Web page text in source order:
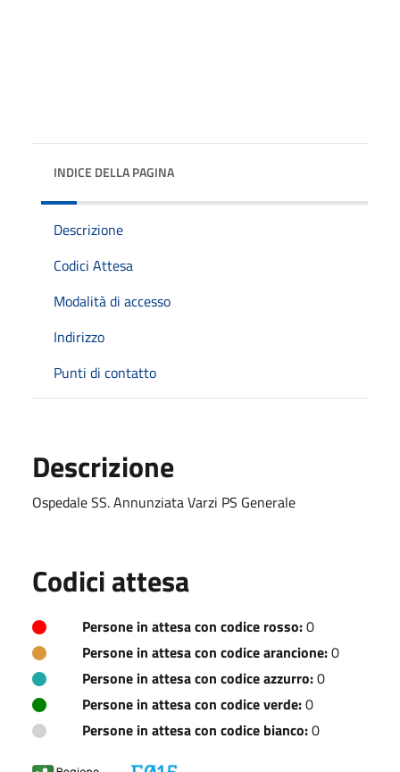
INDICE DELLA PAGINA
Descrizione
Codici Attesa
Modalità di accesso
Indirizzo
Punti di contatto
Descrizione
Ospedale SS. Annunziata Varzi PS Generale
Codici attesa
Persone in attesa con codice rosso:0
Persone in attesa con codice arancione:0
Persone in attesa con codice azzurro:0
Persone in attesa con codice verde:0
Persone in attesa con codice bianco:0